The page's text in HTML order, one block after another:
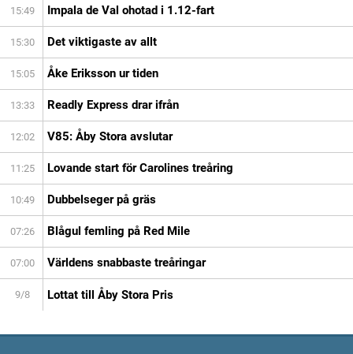
15:49 Impala de Val ohotad i 1.12-fart
15:30 Det viktigaste av allt
15:05 Åke Eriksson ur tiden
13:33 Readly Express drar ifrån
12:02 V85: Åby Stora avslutar
11:25 Lovande start för Carolines treåring
10:49 Dubbelseger på gräs
07:26 Blågul femling på Red Mile
07:00 Världens snabbaste treåringar
9/8 Lottat till Åby Stora Pris